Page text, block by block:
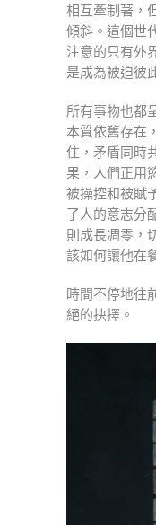
相互牽制著，
傾斜。這個世
注意的只有外
是成為被迫彼
所有事物也都
本質依舊存在
住，矛盾同時
果，人們正用
被操控和被賦
了人的意志分
則成長凋零，
該如何讓他在
時間不停地往
絕的抉擇。